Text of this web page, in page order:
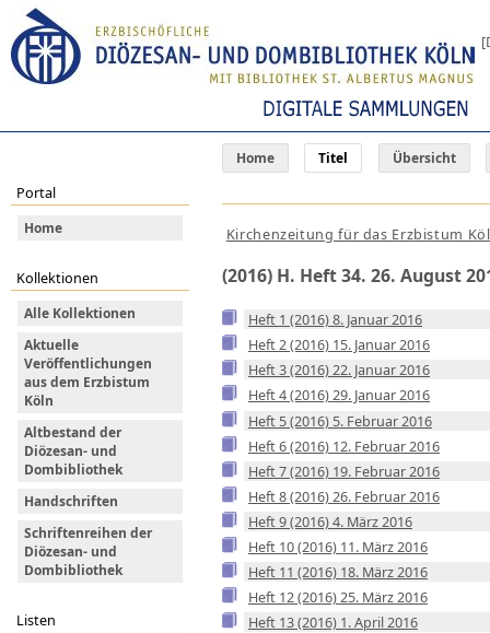
Home Titel Übersicht
Portal
Home
Kollektionen
Alle Kollektionen
Aktuelle
Veröffentlichungen
aus dem Erzbistum
Köln
Altbestand der
Diözesan- und
Dombibliothek
Handschriften
Schriftenreihen der
Diözesan- und
Dombibliothek
Listen
Kirchenzeitung für das Erzbistum
(2016) H. Heft 34. 26. August
Heft 1 (2016) 8. Januar 2016
Heft 2 (2016) 15. Januar 2016
Heft 3 (2016) 22. Januar 2016
Heft 4 (2016) 29. Januar 2016
Heft 5 (2016) 5. Februar 2016
Heft 6 (2016) 12. Februar 2016
Heft 7 (2016) 19. Februar 2016
Heft 8 (2016) 26. Februar 2016
Heft 9 (2016) 4. März 2016
Heft 10 (2016) 11. März 2016
Heft 11 (2016) 18. März 2016
Heft 12 (2016) 25. März 2016
Heft 13 (2016) 1. April 2016